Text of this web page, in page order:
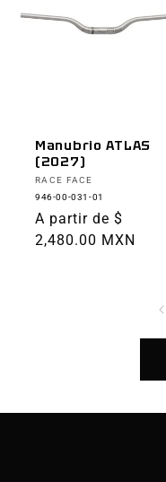
Manubrio ATLAS
(2027)
Proveedor:
RACE FACE
946-00-031-01
Precio
habitual
A partir de $
2,480.00 MXN